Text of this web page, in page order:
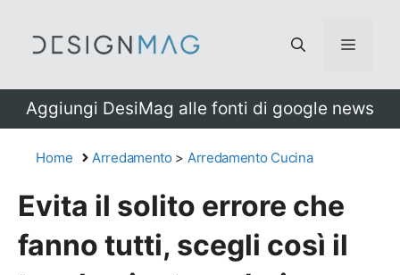
Menu
Aggiungi DesiMag alle fonti di google news
Home Arredamento > Arredamento Cucina
Evita il solito errore che
fanno tutti, scegli così il